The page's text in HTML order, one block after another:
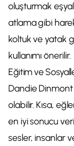
oluşturmak
atlama gibi
koltuk ve yatak
kullanımı önerilir.
Eğitim ve
Dandie
olabilir. Kısa,
en iyi sonucu
sesler, insanlar